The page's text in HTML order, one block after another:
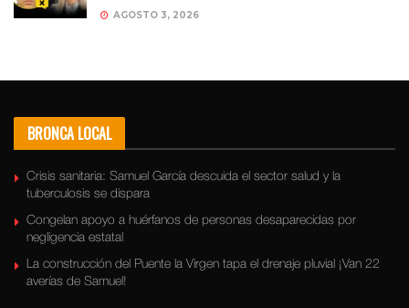
AGOSTO 3, 2026
BRONCA LOCAL
Crisis sanitaria: Samuel García descuida el sector salud y la
tuberculosis se dispara
Congelan apoyo a huérfanos de personas desaparecidas por
negligencia estatal
La construcción del Puente la Virgen tapa el drenaje pluvial ¡Van 22
averías de Samuel!